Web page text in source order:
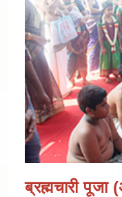
ब्रह्मचारी